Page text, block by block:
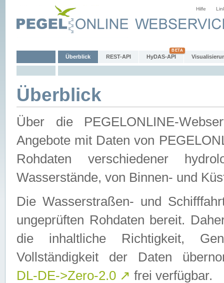
Hilfe
Überblick REST-API HyDAS-API
Überblick
Über die PEGELONLINE-
Angebote mit Daten von
Rohdaten verschiedener
Wasserstände, von Binnen- und
Die Wasserstraßen- und
ungeprüften Rohdaten bereit.
die inhaltliche Richtigkeit,
Vollständigkeit der Daten
DL-DE->Zero-2.0 ↗ frei verfügbar.